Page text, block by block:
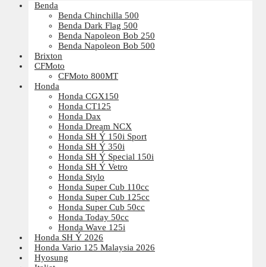
Benda
Benda Chinchilla 500
Benda Dark Flag 500
Benda Napoleon Bob 250
Benda Napoleon Bob 500
Brixton
CFMoto
CFMoto 800MT
Honda
Honda CGX150
Honda CT125
Honda Dax
Honda Dream NCX
Honda SH Ý 150i Sport
Honda SH Ý 350i
Honda SH Ý Special 150i
Honda SH Ý Vetro
Honda Stylo
Honda Super Cub 110cc
Honda Super Cub 125cc
Honda Super Cub 50cc
Honda Today 50cc
Honda Wave 125i
Honda SH Ý 2026
Honda Vario 125 Malaysia 2026
Hyosung